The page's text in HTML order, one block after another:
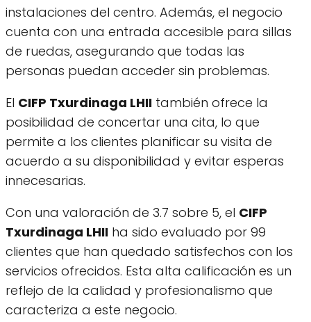
instalaciones del centro. Además, el negocio
cuenta con una entrada accesible para sillas
de ruedas, asegurando que todas las
personas puedan acceder sin problemas.
El CIFP Txurdinaga LHII también ofrece la
posibilidad de concertar una cita, lo que
permite a los clientes planificar su visita de
acuerdo a su disponibilidad y evitar esperas
innecesarias.
Con una valoración de 3.7 sobre 5, el CIFP
Txurdinaga LHII ha sido evaluado por 99
clientes que han quedado satisfechos con los
servicios ofrecidos. Esta alta calificación es un
reflejo de la calidad y profesionalismo que
caracteriza a este negocio.